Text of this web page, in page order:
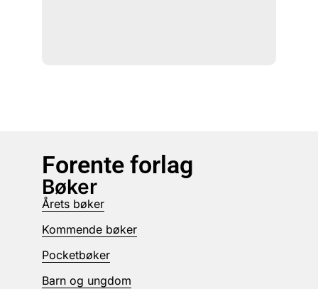
Forente forlag
Bøker
Årets bøker
Kommende bøker
Pocketbøker
Barn og ungdom